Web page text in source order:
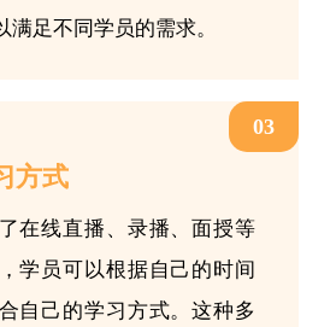
满足不同学员的需求。
03
方式
在线直播、录播、面授等
学员可以根据自己的时间
自己的学习方式。这种多